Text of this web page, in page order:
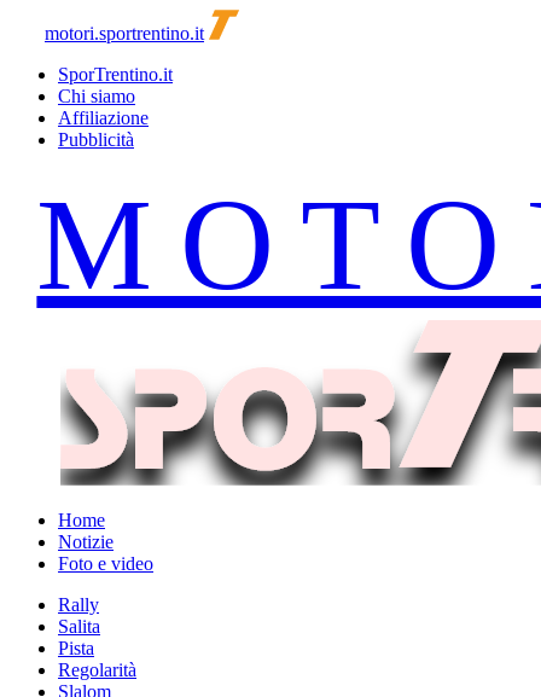
motori.sportrentino.it
SporTrentino.it
Chi siamo
Affiliazione
Pubblicità
Home
Notizie
Foto e video
Rally
Salita
Pista
Regolarità
Slalom